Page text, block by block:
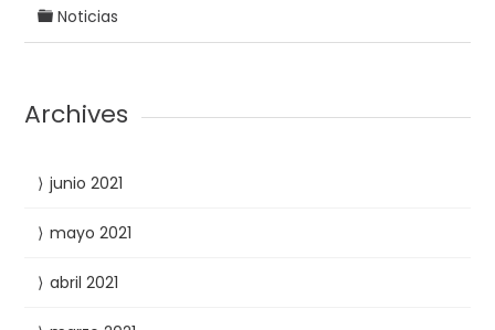
Noticias
Archives
junio 2021
mayo 2021
abril 2021